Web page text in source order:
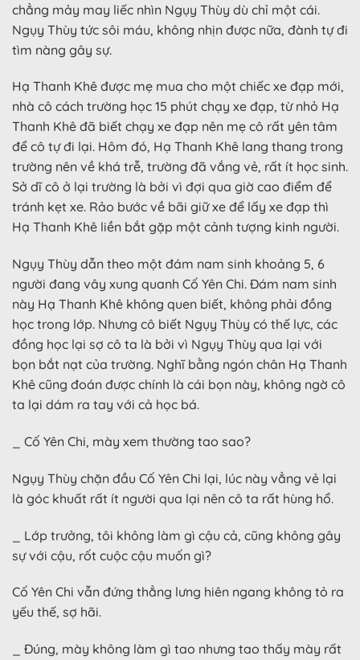
chẳng mảy may liếc nhìn Ngụy Thùy dù chỉ một cái.
Ngụy Thùy tức sôi máu, không nhịn được nữa, đành tự đi
tìm nàng gây sự.
Hạ Thanh Khê được mẹ mua cho một chiếc xe đạp mới,
nhà cô cách trường học 15 phút chạy xe đạp, từ nhỏ Hạ
Thanh Khê đã biết chạy xe đạp nên mẹ cô rất yên tâm
để cô tự đi lại. Hôm đó, Hạ Thanh Khê lang thang trong
trường nên về khá trễ, trường đã vắng vẻ, rất ít học sinh.
Sở dĩ cô ở lại trường là bởi vì đợi qua giờ cao điểm để
tránh kẹt xe. Rảo bước về bãi giữ xe để lấy xe đạp thì
Hạ Thanh Khê liền bắt gặp một cảnh tượng kinh người.
Ngụy Thùy dẫn theo một đám nam sinh khoảng 5, 6
người đang vây xung quanh Cố Yên Chi. Đám nam sinh
này Hạ Thanh Khê không quen biết, không phải đồng
học trong lớp. Nhưng cô biết Ngụy Thùy có thế lực, các
đồng học lại sợ cô ta là bởi vì Ngụy Thùy qua lại với
bọn bắt nạt của trường. Nghĩ bằng ngón chân Hạ Thanh
Khê cũng đoán được chính là cái bọn này, không ngờ cô
ta lại dám ra tay với cả học bá.
_ Cố Yên Chi, mày xem thường tao sao?
Ngụy Thùy chặn đầu Cố Yên Chi lại, lúc này vẳng vẻ lại
là góc khuất rất ít người qua lại nên cô ta rất hùng hổ.
_ Lớp trưởng, tôi không làm gì cậu cả, cũng không gây
sự với cậu, rốt cuộc cậu muốn gì?
Cố Yên Chi vẫn đứng thẳng lưng hiên ngang không tỏ ra
yếu thế, sợ hãi.
_ Đúng, mày không làm gì tao nhưng tao thấy mày rất